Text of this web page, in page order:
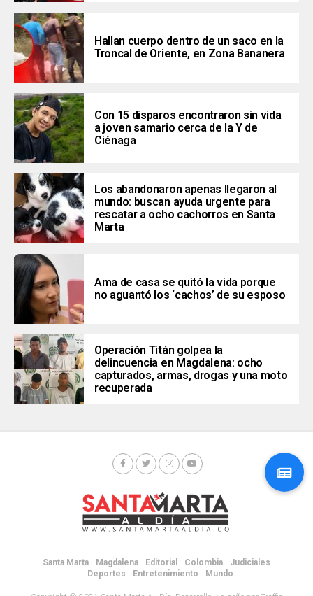
Hallan cuerpo dentro de un saco en la
Troncal de Oriente, en Zona Bananera
Con 15 disparos encontraron sin vida
a joven samario cerca de la Y de
Ciénaga
Los abandonaron apenas llegaron al
mundo: buscan ayuda urgente para
rescatar a ocho cachorros en Santa
Marta
Ama de casa se quitó la vida porque
no aguantó los ‘cachos’ de su esposo
Operación Titán golpea la
delincuencia en Magdalena: ocho
capturados, armas, drogas y una moto
recuperada
Santa Marta Magdalena Editorial Colombia
Judiciales
Deportes
Entretenimiento Mundo